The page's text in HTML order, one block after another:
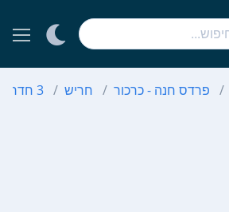
פרדס חנה - כרכור חריש 3 חדרים